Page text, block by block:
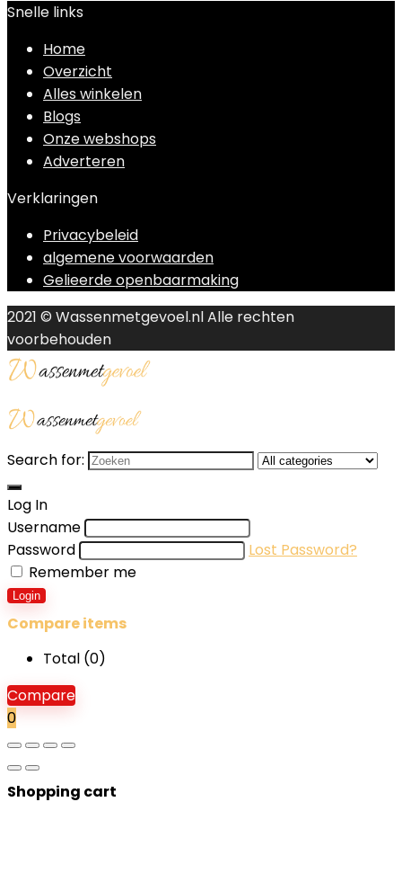
Snelle links
Home
Overzicht
Alles winkelen
Blogs
Onze webshops
Adverteren
Verklaringen
Privacybeleid
algemene voorwaarden
Gelieerde openbaarmaking
2021 © Wassenmetgevoel.nl Alle rechten
voorbehouden
Search for:
Log In
Username
Password
Lost Password?
Remember me
Login
Compare items
Total (0)
Compare
0
Shopping cart